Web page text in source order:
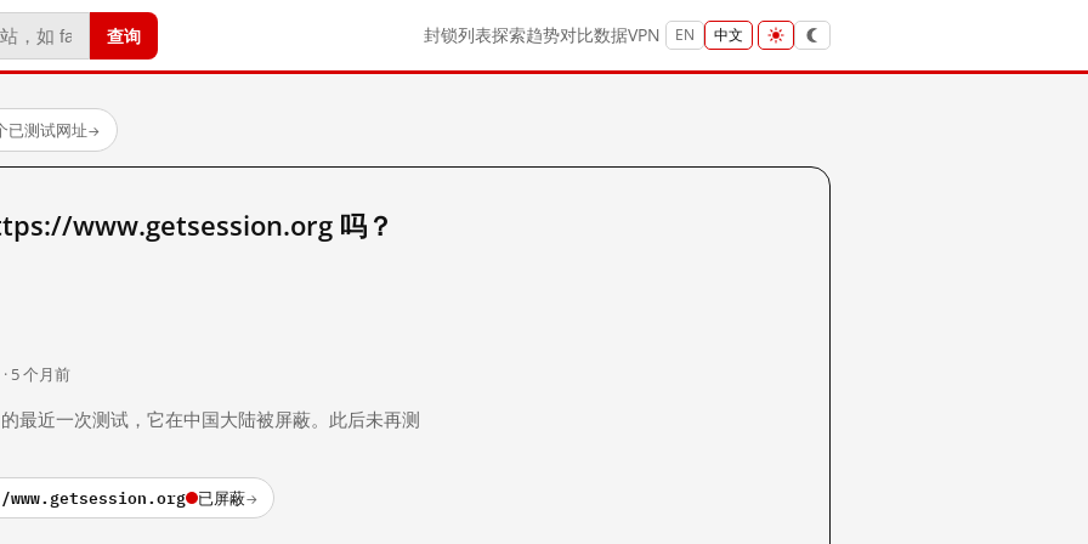
查询 封锁列表探索趋势对比数据VPN EN 中文
已测试网址→
www.getsession.org 吗？
5 个月前
最近一次测试，它在中国大陆被屏蔽。此后未再测
已屏蔽→